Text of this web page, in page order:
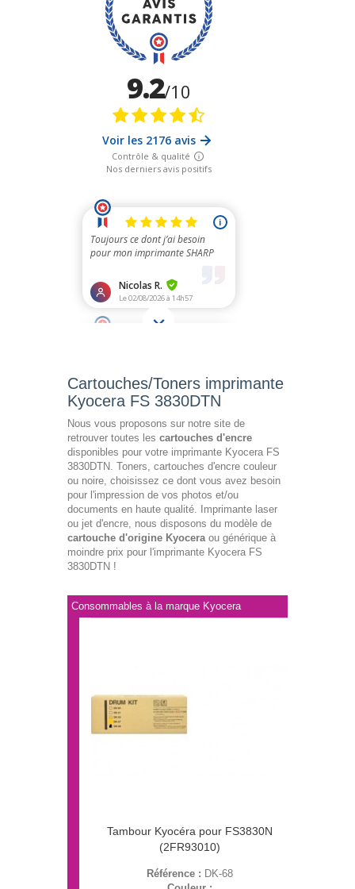
Cartouches/Toners imprimante
Kyocera FS 3830DTN
Nous vous proposons sur notre site de
retrouver toutes les cartouches d'encre
disponibles pour votre imprimante Kyocera FS
3830DTN. Toners, cartouches d'encre couleur
ou noire, choisissez ce dont vous avez besoin
pour l'impression de vos photos et/ou
documents en haute qualité. Imprimante laser
ou jet d'encre, nous disposons du modèle de
cartouche d'origine Kyoceraou générique à
moindre prix pour l'imprimante Kyocera FS
3830DTN !
Consommables à la marque Kyocera
Tambour Kyocéra pour FS3830N
(2FR93010)
Référence : DK-68